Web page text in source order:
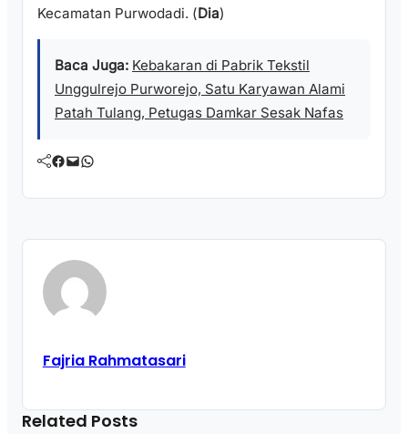
Kecamatan Purwodadi. (Dia)
Baca Juga: Kebakaran di Pabrik Tekstil
Unggulrejo Purworejo, Satu Karyawan Alami
Patah Tulang, Petugas Damkar Sesak Nafas
Facebook Mail WhatsApp
Fajria Rahmatasari
Related Posts